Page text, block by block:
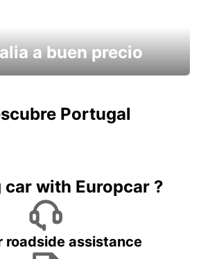
a buen precio
Portugal
with Europcar ?
roadside assistance